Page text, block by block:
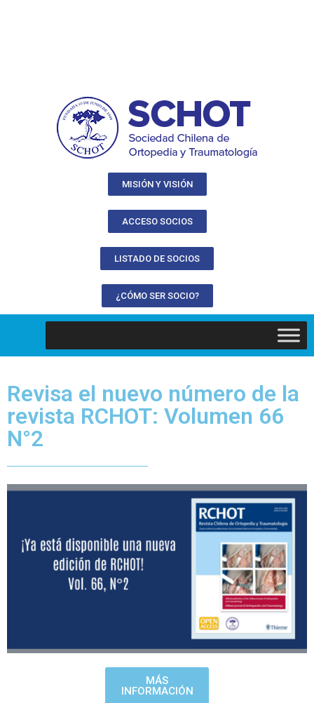
MISIÓN Y VISIÓN
ACCESO SOCIOS
LISTADO DE SOCIOS
¿CÓMO SER SOCIO?
Revisa el nuevo número de la
revista RCHOT: Volumen 66
N°2
MÁS
INFORMACIÓN